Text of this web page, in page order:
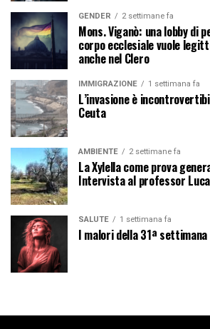
GENDER 2 settimane fa
Mons. Viganò: una lobby
corpo ecclesiale vuole
anche nel Clero
IMMIGRAZIONE 1 settimana fa
L’invasione è
Ceuta
AMBIENTE 2 settimane fa
La Xylella come prova
Intervista al professor
SALUTE 1 settimana fa
I malori della 31ª